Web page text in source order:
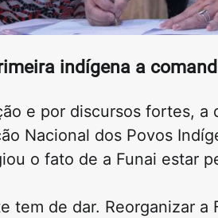
indígena a
e por discursos fortes,
Nacional dos Povos
o fato de a Funai estar
tem de dar. Reorganizar